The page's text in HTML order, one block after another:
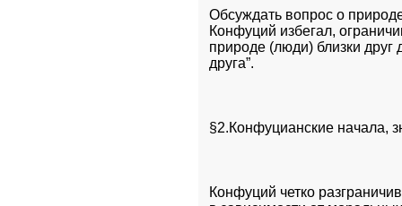
Обсуждать вопрос о
Конфуций избегал,
природе (люди) близки друг
друга”.
§2.Конфуцианские начала,
Конфуций четко